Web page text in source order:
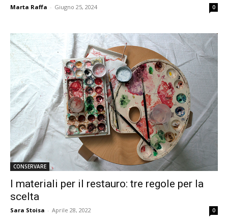
Marta Raffa - Giugno 25, 2024 0
CONSERVARE
I materiali per il restauro: tre regole per la
scelta
Sara Stoisa - Aprile 28, 2022 0